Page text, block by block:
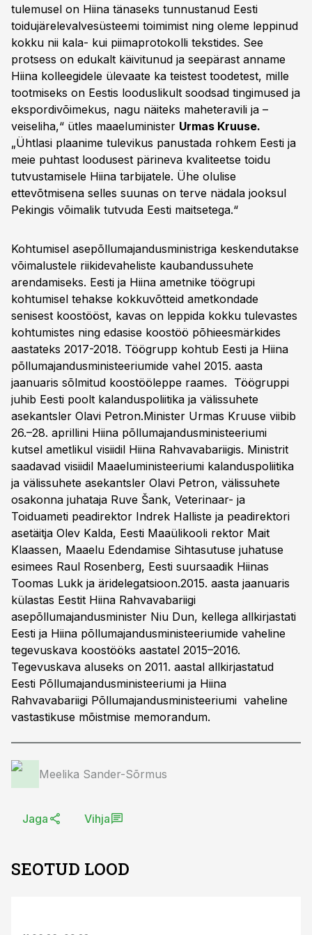
tulemusel on Hiina tänaseks tunnustanud Eesti
toidujärelevalvesüsteemi toimimist ning oleme leppinud
kokku nii kala- kui piimaprotokolli tekstides. See
protsess on edukalt käivitunud ja seepärast anname
Hiina kolleegidele ülevaate ka teistest toodetest, mille
tootmiseks on Eestis looduslikult soodsad tingimused ja
ekspordivõimekus, nagu näiteks maheteravili ja –
veiseliha,“ ütles maaeluminister Urmas Kruuse.
„Ühtlasi plaanime tulevikus panustada rohkem Eesti ja
meie puhtast loodusest pärineva kvaliteetse toidu
tutvustamisele Hiina tarbijatele. Ühe olulise
ettevõtmisena selles suunas on terve nädala jooksul
Pekingis võimalik tutvuda Eesti maitsetega.“
Kohtumisel asepõllumajandusministriga keskendutakse
võimalustele riikidevaheliste kaubandussuhete
arendamiseks. Eesti ja Hiina ametnike töögrupi
kohtumisel tehakse kokkuvõtteid ametkondade
senisest koostööst, kavas on leppida kokku tulevastes
kohtumistes ning edasise koostöö põhieesmärkides
aastateks 2017-2018. Töögrupp kohtub Eesti ja Hiina
põllumajandusministeeriumide vahel 2015. aasta
jaanuaris sõlmitud koostööleppe raames. Töögruppi
juhib Eesti poolt kalanduspoliitika ja välissuhete
asekantsler Olavi Petron.Minister Urmas Kruuse viibib
26.–28. aprillini Hiina põllumajandusministeeriumi
kutsel ametlikul visiidil Hiina Rahvavabariigis. Ministrit
saadavad visiidil Maaeluministeeriumi kalanduspoliitika
ja välissuhete asekantsler Olavi Petron, välissuhete
osakonna juhataja Ruve Šank, Veterinaar- ja
Toiduameti peadirektor Indrek Halliste ja peadirektori
asetäitja Olev Kalda, Eesti Maaülikooli rektor Mait
Klaassen, Maaelu Edendamise Sihtasutuse juhatuse
esimees Raul Rosenberg, Eesti suursaadik Hiinas
Toomas Lukk ja äridelegatsioon.2015. aasta jaanuaris
külastas Eestit Hiina Rahvavabariigi
asepõllumajandusminister Niu Dun, kellega allkirjastati
Eesti ja Hiina põllumajandusministeeriumide vaheline
tegevuskava koostööks aastatel 2015–2016.
Tegevuskava aluseks on 2011. aastal allkirjastatud
Eesti Põllumajandusministeeriumi ja Hiina
Rahvavabariigi Põllumajandusministeeriumi vaheline
vastastikuse mõistmise memorandum.
Meelika Sander-Sõrmus
Jaga Vihja
SEOTUD LOOD